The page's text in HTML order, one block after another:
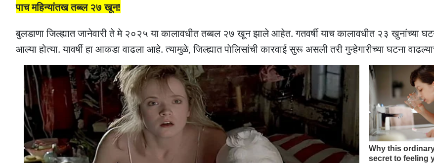
पाच महिन्यांतख तब्ब्ल २७ खून!
बुलडाणा जिल्ह्यात जानेवारी ते मे २०२५ या कालावधीत तब्बल २७ खून झाले आहेत. गतवर्षी याच कालावधीत २३ खुनांच्या
आल्या होत्या. यावर्षी हा आकडा वाढला आहे. त्यामुळे, जिल्ह्यात पाेलिसांची कारवाई सुरू असली तरी गुन्हेगारीच्या घटना